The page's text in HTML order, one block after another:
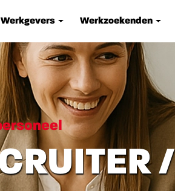
Werkgevers Werkzoekenden